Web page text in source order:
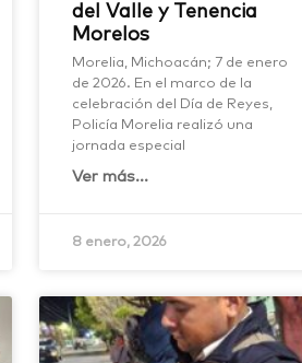
del Valle y Tenencia
Morelos
Morelia, Michoacán; 7 de enero
de 2026. En el marco de la
celebración del Día de Reyes,
Policía Morelia realizó una
jornada especial
Ver más...
8 enero, 2026